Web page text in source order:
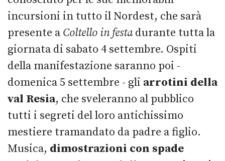
incursioni in tutto il Nordest, che sarà
presente a Coltello in festadurante tutta la
giornata di sabato 4 settembre. Ospiti
della manifestazione saranno poi -
domenica 5 settembre - gli arrotini della
val Resia, che sveleranno al pubblico
tutti i segreti del loro antichissimo
mestiere tramandato da padre a figlio.
Musica, dimostrazioni con spade